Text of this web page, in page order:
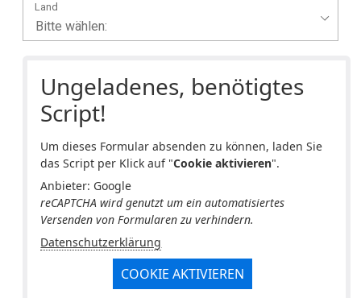
Land
Ungeladenes, benötigtes
Script!
Um dieses Formular absenden zu können, laden Sie
das Script per Klick auf "Cookie aktivieren".
Anbieter: Google
reCAPTCHA wird genutzt um ein automatisiertes
Versenden von Formularen zu verhindern.
Datenschutzerklärung
COOKIE AKTIVIEREN